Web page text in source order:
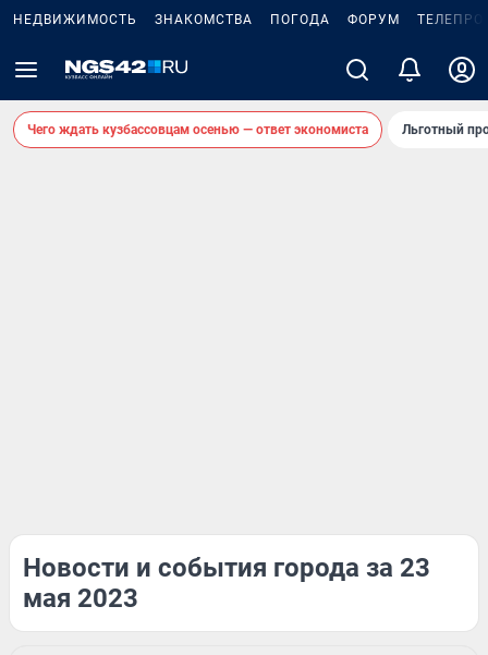
НЕДВИЖИМОСТЬ ЗНАКОМСТВА ПОГОДА ФОРУМ
Чего ждать кузбассовцам осенью — ответ экономиста Льготный
Новости и события города за 23
мая 2023